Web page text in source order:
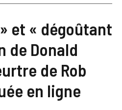
et « dégoûtant
de Donald
de Rob
en ligne